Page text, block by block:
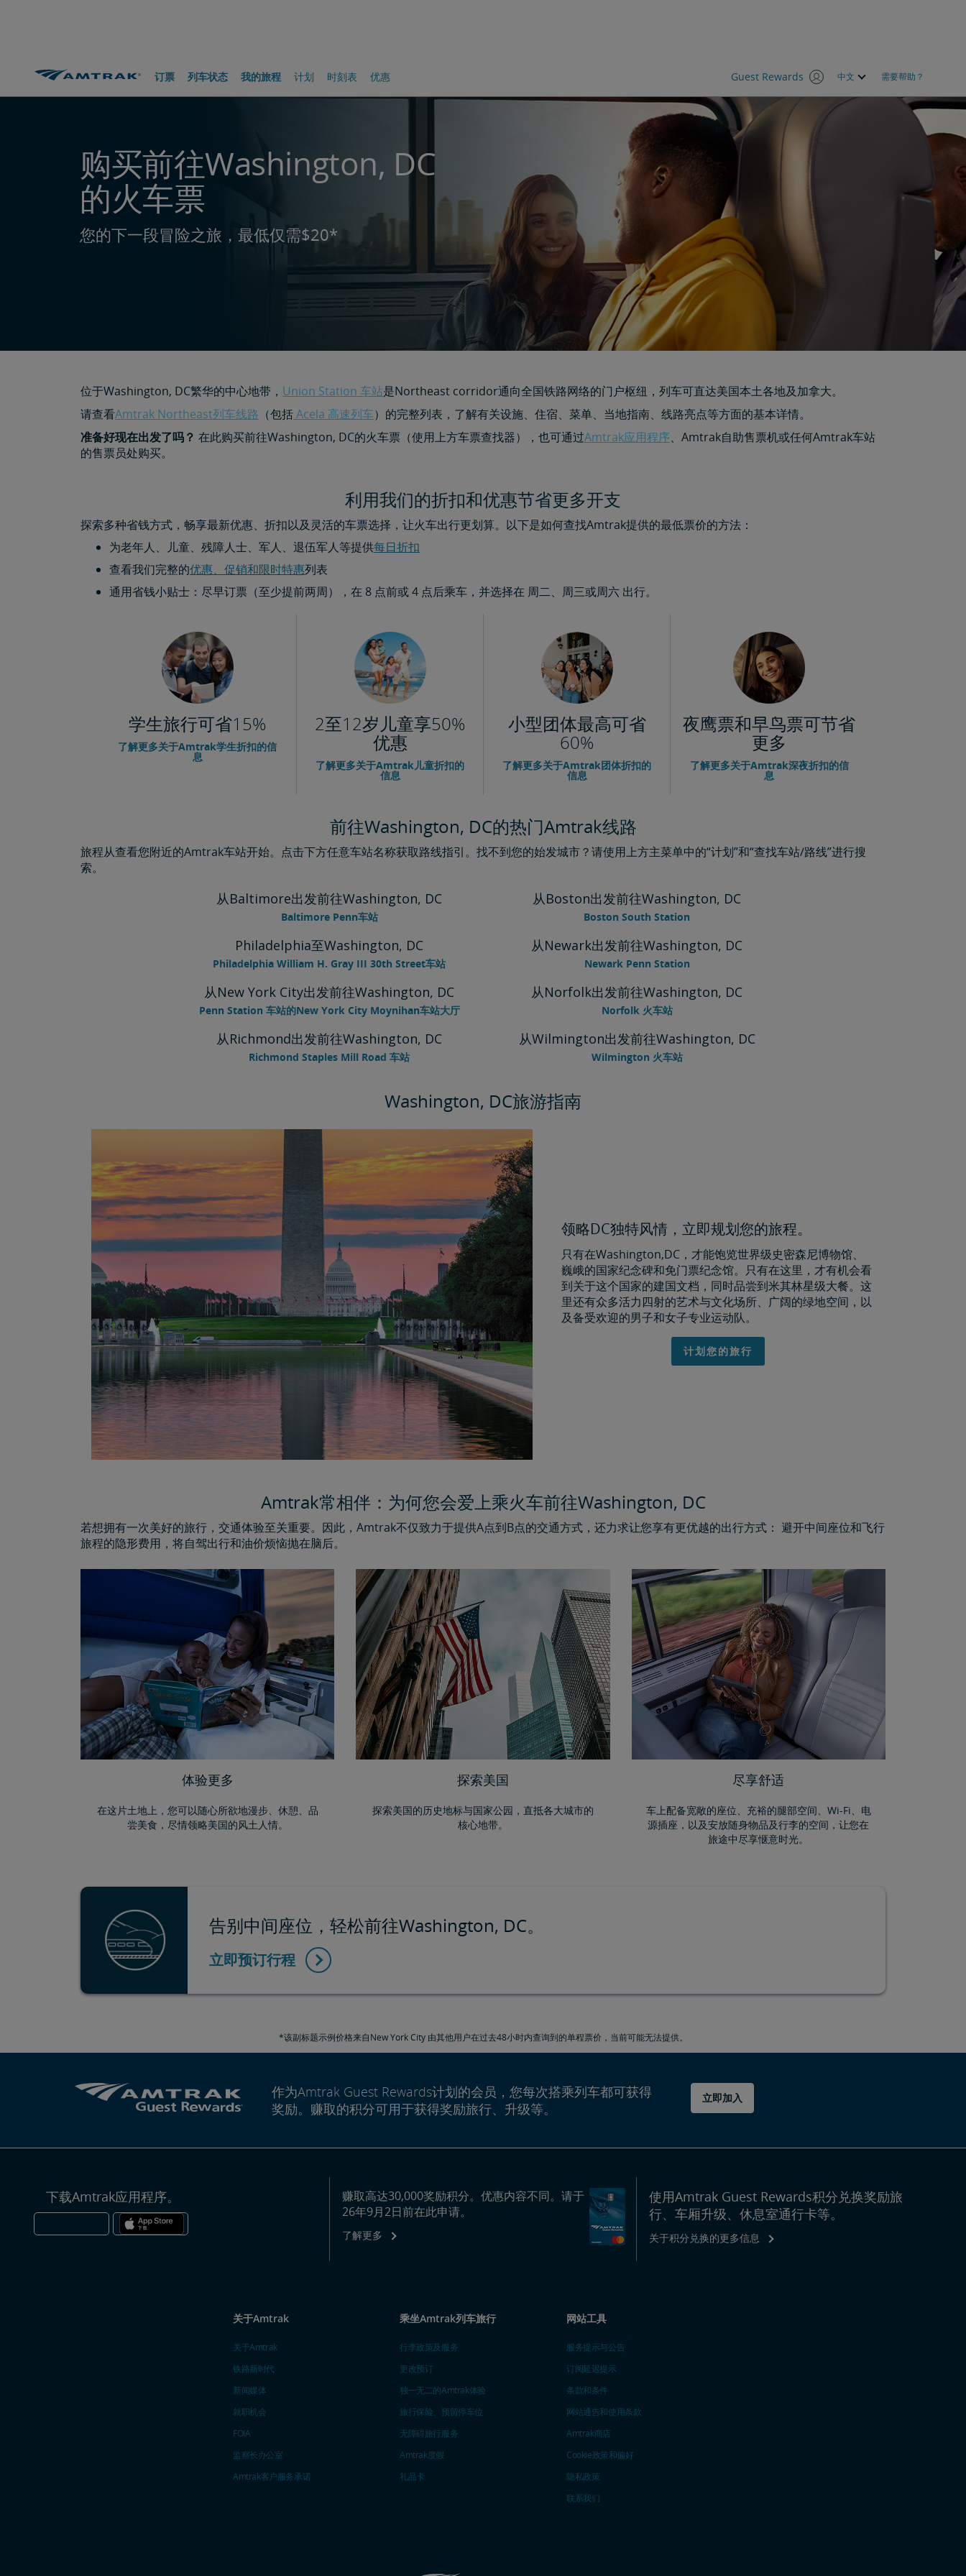
订票
列车状态 我的旅程 计划 时刻表 优惠 Guest Rewards 中文 需要帮助？
购买前往Washington, DC
的火车票
您的下一段冒险之旅，最低仅需$20*
位于Washington, DC繁华的中心地带， Union Station 车站是Northeast corridor通向全国铁路网络的门户枢纽，列车可直达美国本土各地及加拿大。
请查看Amtrak Northeast列车线路 （包括Acela 高速列车）的完整列表，了解有关设施、住宿、菜单、当地指南、线路亮点等方面的基本详情。
准备好现在出发了吗？ 在此购买前往Washington, DC的火车票（使用上方车票查找器），也可通过Amtrak应用程序、Amtrak自助售票机或任何Amtrak车站
的售票员处购买。
利用我们的折扣和优惠节省更多开支
探索多种省钱方式，畅享最新优惠、折扣以及灵活的车票选择，让火车出行更划算。以下是如何查找Amtrak提供的最低票价的方法：
为老年人、儿童、残障人士、军人、退伍军人等提供每日折扣​​​​​​​
查看我们完整的优惠、促销和限时特惠列表
通用省钱小贴士：尽早订票（至少提前两周），在 8 点前或 4 点后乘车，并选择在 周二、周三或周六 出行。
学生旅行可省15%
了解更多关于Amtrak学生折扣的信
息
2至12岁儿童享50%
优惠
了解更多关于Amtrak儿童折扣的
信息
小型团体最高可省
60%
了解更多关于Amtrak团体折扣的
信息
夜鹰票和早鸟票可节省
更多
了解更多关于Amtrak深夜折扣的信
息
前往Washington, DC的热门Amtrak线路
旅程从查看您附近的Amtrak车站开始。点击下方任意车站名称获取路线指引。找不到您的始发城市？请使用上方主菜单中的“计划”和“查找车站/路线”进行搜
索。
从Baltimore出发前往Washington, DC
Baltimore Penn车站
从Boston出发前往Washington, DC
Boston South Station
Philadelphia至Washington, DC
Philadelphia William H. Gray III 30th Street车站
从Newark出发前往Washington, DC
Newark Penn Station
从New York City出发前往Washington, DC
Penn Station 车站的New York City Moynihan车站大厅
从Norfolk出发前往Washington, DC
Norfolk 火车站
从Richmond出发前往Washington, DC
Richmond Staples Mill Road 车站
从Wilmington出发前往Washington, DC
Wilmington 火车站
Washington, DC旅游指南
领略DC独特风情，立即规划您的旅程。
只有在Washington,DC，才能饱览世界级史密森尼博物馆、
巍峨的国家纪念碑和免门票纪念馆。只有在这里，才有机会看
到关于这个国家的建国文档，同时品尝到米其林星级大餐。这
里还有众多活力四射的艺术与文化场所、广阔的绿地空间，以
及备受欢迎的男子和女子专业运动队。
计划您的旅行
Amtrak常相伴：为何您会爱上乘火车前往Washington, DC
若想拥有一次美好的旅行，交通体验至关重要。因此，Amtrak不仅致力于提供A点到B点的交通方式，还力求让您享有更优越的出行方式： 避开中间座位和飞行
旅程的隐形费用，将自驾出行和油价烦恼抛在脑后。
体验更多
在这片土地上，您可以随心所欲地漫步、休憩、品
尝美食，尽情领略美国的风土人情。
探索美国
探索美国的历史地标与国家公园，直抵各大城市的
核心地带。
尽享舒适
车上配备宽敞的座位、充裕的腿部空间、Wi-Fi、电
源插座，以及安放随身物品及行李的空间，让您在
旅途中尽享惬意时光。
告别中间座位，轻松前往Washington, DC。
立即预订行程
*该副标题示例价格来自New York City 由其他用户在过去48小时内查询到的单程票价，当前可能无法提供。
作为Amtrak Guest Rewards计划的会员，您每次搭乘列车都可获得
奖励。赚取的积分可用于获得奖励旅行、升级等。
立即加入
下载Amtrak应用程序。
赚取高达30,000奖励积分。优惠内容不同。请于
26年9月2日前在此申请。
了解更多
使用Amtrak Guest Rewards积分兑换奖励旅
行、车厢升级、休息室通行卡等。
关于积分兑换的更多信息
关于Amtrak
关于Amtrak
铁路新时代
新闻媒体
就职机会
FOIA
监察长办公室
Amtrak​​​​​​​客户服务承诺
乘坐Amtrak列车旅行
行李政策及服务
更改预订
独一无二的Amtrak体验
旅行保险、预留停车位
无障碍旅行服务
Amtrak度假
礼品卡
网站工具
服务提示与公告
订阅延迟提示
条款和条件
网站通告和使用条款
Amtrak商店
Cookie政策和偏好
隐私政策
联系我们